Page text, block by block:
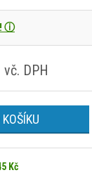
ⓘ
vč. DPH
KOŠÍKU
Kč